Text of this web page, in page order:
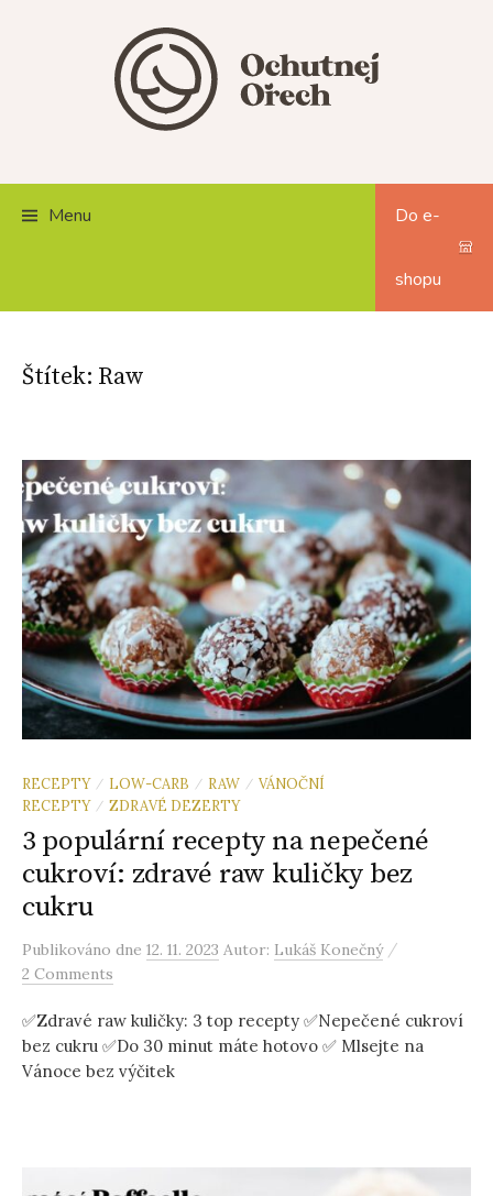
Menu Do e-
shopu
Štítek: Raw
RECEPTY / LOW-CARB / RAW / VÁNOČNÍ
RECEPTY / ZDRAVÉ DEZERTY
3 populární recepty na nepečené
cukroví: zdravé raw kuličky bez
cukru
Publikováno dne 12. 11. 2023 Autor: Lukáš Konečný /
2 Comments
✅Zdravé raw kuličky: 3 top recepty ✅Nepečené cukroví
bez cukru ✅Do 30 minut máte hotovo ✅ Mlsejte na
Vánoce bez výčitek